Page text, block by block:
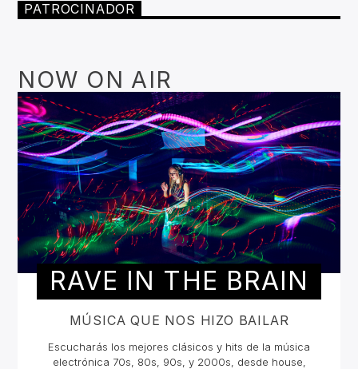
PATROCINADOR
NOW ON AIR
RAVE IN THE BRAIN
MÚSICA QUE NOS HIZO BAILAR
Escucharás los mejores clásicos y hits de la música
electrónica 70s, 80s, 90s, y 2000s, desde house,